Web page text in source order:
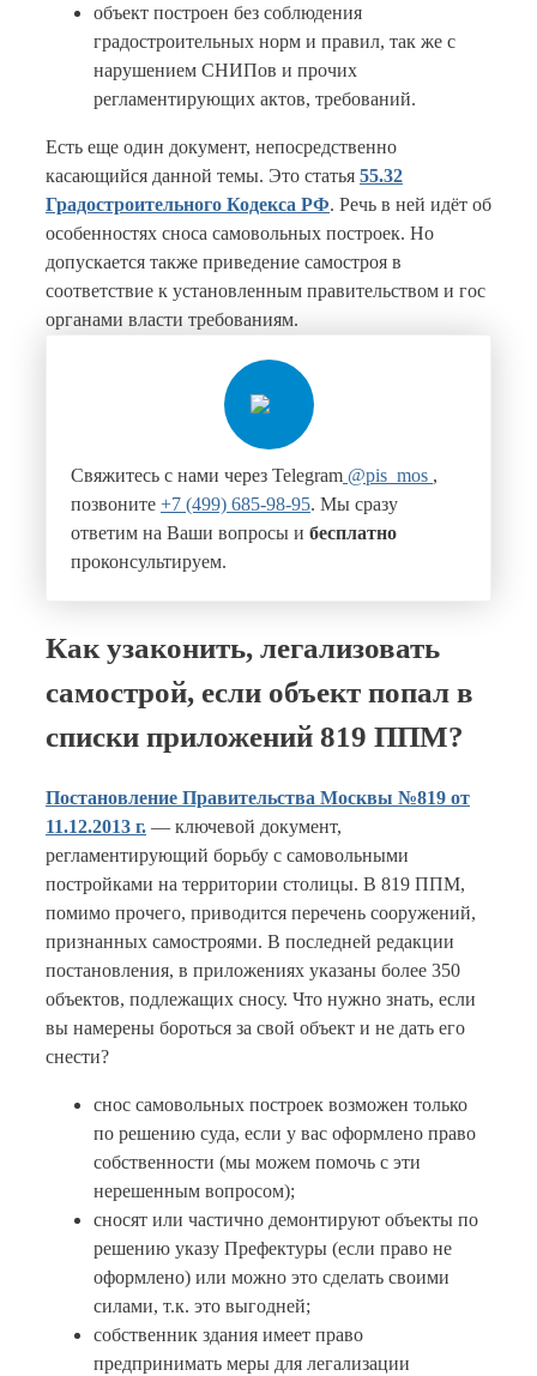
объект построен без соблюдения
градостроительных норм и правил, так же с
нарушением СНИПов и прочих
регламентирующих актов, требований.
Есть еще один документ, непосредственно
касающийся данной темы. Это статья 55.32
Градостроительного Кодекса РФ. Речь в ней идёт об
особенностях сноса самовольных построек. Но
допускается также приведение самостроя в
соответствие к установленным правительством и гос
органами власти требованиям.
Свяжитесь с нами через Telegram @pis_mos ,
позвоните +7 (499) 685-98-95. Мы сразу
ответим на Ваши вопросы и бесплатно
проконсультируем.
Как узаконить, легализовать
самострой, если объект попал в
списки приложений 819 ППМ?
Постановление Правительства Москвы №819 от
11.12.2013 г. — ключевой документ,
регламентирующий борьбу с самовольными
постройками на территории столицы. В 819 ППМ,
помимо прочего, приводится перечень сооружений,
признанных самостроями. В последней редакции
постановления, в приложениях указаны более 350
объектов, подлежащих сносу. Что нужно знать, если
вы намерены бороться за свой объект и не дать его
снести?
снос самовольных построек возможен только
по решению суда, если у вас оформлено право
собственности (мы можем помочь с эти
нерешенным вопросом);
сносят или частично демонтируют объекты по
решению указу Префектуры (если право не
оформлено) или можно это сделать своими
силами, т.к. это выгодней;
собственник здания имеет право
предпринимать меры для легализации